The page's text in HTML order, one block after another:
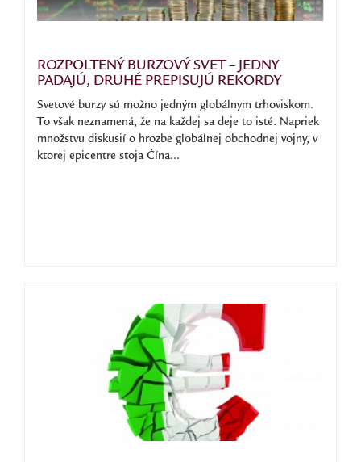
ROZPOLTENÝ BURZOVÝ SVET – JEDNY
PADAJÚ, DRUHÉ PREPISUJÚ REKORDY
Svetové burzy sú možno jedným globálnym trhoviskom.
To však neznamená, že na každej sa deje to isté. Napriek
množstvu diskusií o hrozbe globálnej obchodnej vojny, v
ktorej epicentre stoja Čína...